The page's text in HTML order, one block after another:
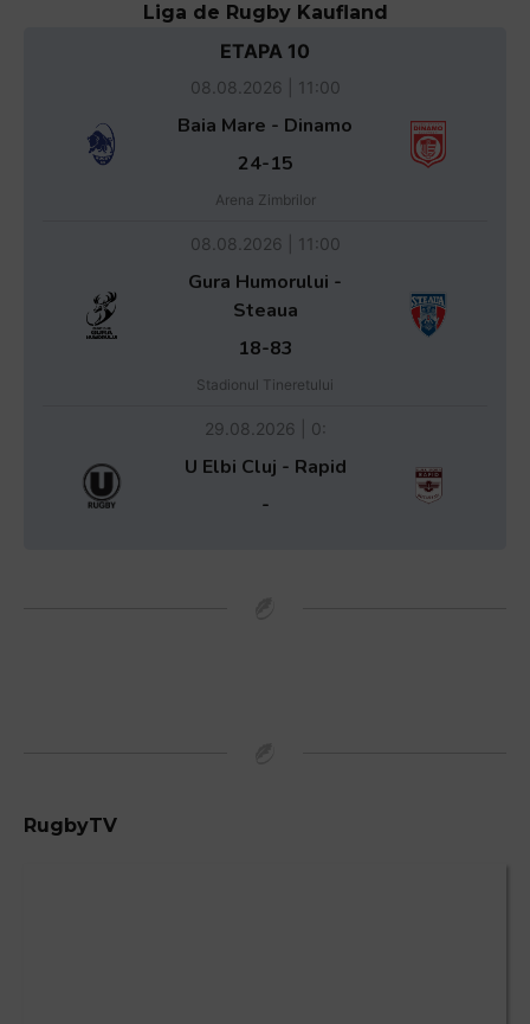
Liga de Rugby Kaufland
ETAPA 10
08.08.2026 | 11:00
Baia Mare - Dinamo
24-15
Arena Zimbrilor
08.08.2026 | 11:00
Gura Humorului -
Steaua
18-83
Stadionul Tineretului
29.08.2026 | 0:
U Elbi Cluj - Rapid
-
RugbyTV